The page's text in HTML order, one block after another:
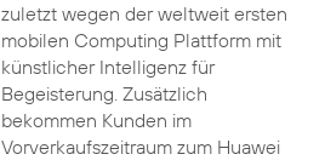
zuletzt wegen der weltweit ersten
mobilen Computing Plattform mit
künstlicher Intelligenz für
Begeisterung. Zusätzlich
bekommen Kunden im
Vorverkaufszeitraum zum Huawei